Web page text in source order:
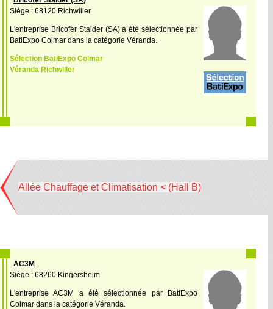
Siège : 68120 Richwiller
L'entreprise Bricofer Stalder (SA) a été sélectionnée par
BatiExpo Colmar dans la catégorie Véranda.
Sélection BatiExpo Colmar
Véranda Richwiller
Allée Chauffage et Climatisation < (Hall B)
AC3M
Siège : 68260 Kingersheim
L'entreprise AC3M a été sélectionnée par BatiExpo
Colmar dans la catégorie Véranda.